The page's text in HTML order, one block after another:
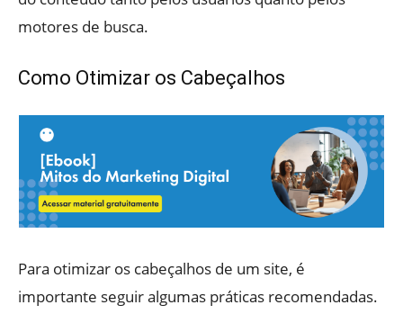
motores de busca.
Como Otimizar os Cabeçalhos
Para otimizar os cabeçalhos de um site, é
importante seguir algumas práticas recomendadas.